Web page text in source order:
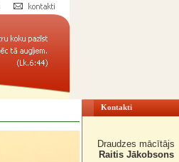
Kontakti
Draudzes mācītājs
Raitis Jākobsons